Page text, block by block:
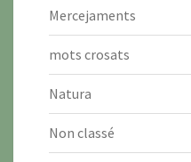
Mercejaments
mots crosats
Natura
Non classé